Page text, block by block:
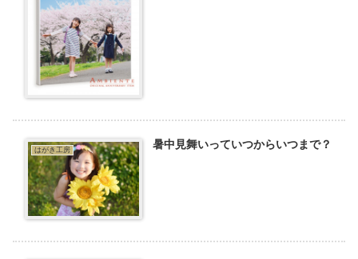
はがき工房 暑中見舞いっていつからいつまで？